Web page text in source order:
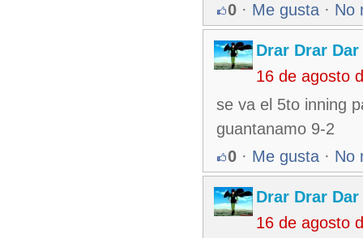
0 · Me gusta · No
Drar Drar Dar
16 de agosto
se va el 5to inning
guantanamo 9-2
0 · Me gusta · No
Drar Drar Dar
16 de agosto